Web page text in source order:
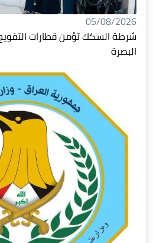
05/08/2026
شرطة السكك تؤمن قطارات
البصرة